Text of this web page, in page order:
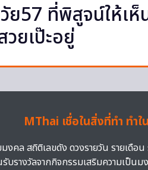
57 ที่พิสูจน์ให้เห็
ยเป๊ะอยู่
MThai เชื่อในสิ่งที่ทำ ทำใ
มงคล สถิติเลขดัง ดวงรายวัน รายเดือ
บรางวัลจากกิจกรรมเสริมความเป็นม